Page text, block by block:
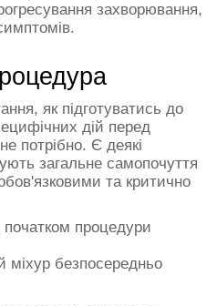
захворювання,
як підготуватись до
дій перед
потрібно. Є деякі
загальне самопочуття
та критично
початком процедури
міхур безпосередньо